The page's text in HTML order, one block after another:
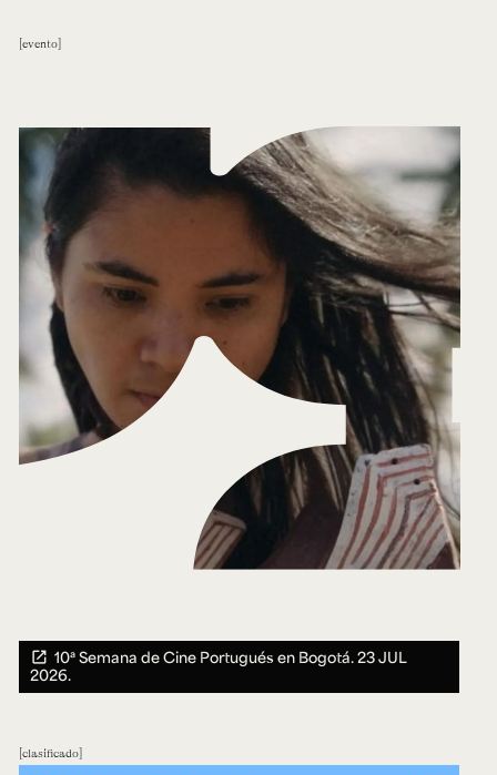
evento
10ª Semana de Cine Portugués en Bogotá.23 JUL
2026.
clasificado